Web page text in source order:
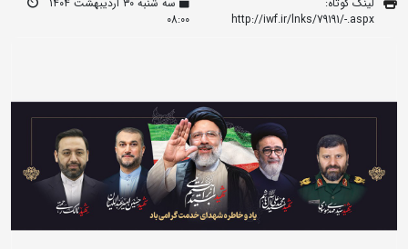
لینک کوتاه:
http://iwf.ir/lnks/79191/-.aspx
سه شنبه ۳۰ اردیبهشت ۱۴۰۴
08:00